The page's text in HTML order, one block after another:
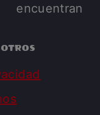
encuentran